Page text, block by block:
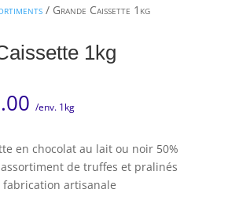
/ Grande Caissette 1kg
1kg
/env. 1kg
en chocolat au lait ou noir 50%
de truffes et pralinés
fabrication artisanale